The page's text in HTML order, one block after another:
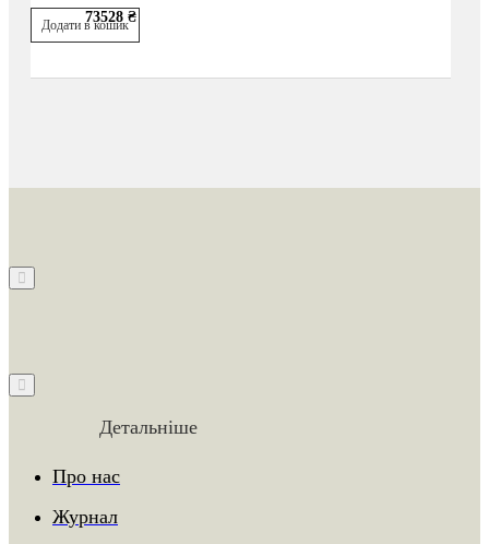
73528 ₴
Додати в кошик
Детальніше
Про нас
Журнал